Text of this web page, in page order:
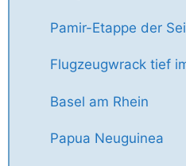
Pamir-Etappe der
Flugzeugwrack tief
Basel am Rhein
Papua Neuguinea